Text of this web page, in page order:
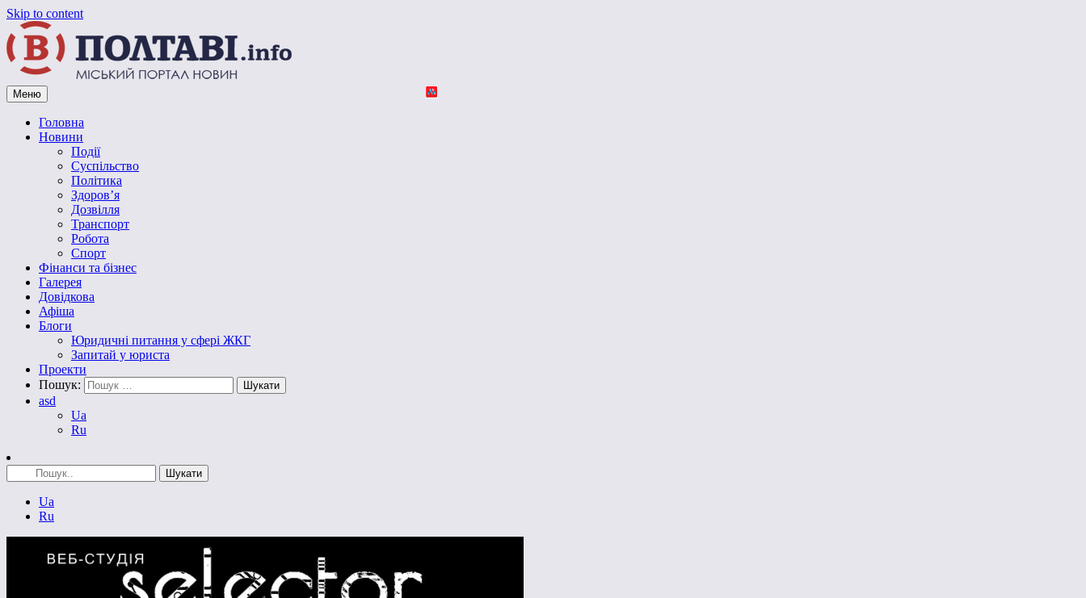
Skip to content
Vpoltave.info
Полтавський портал новин
Меню
Головна
Новини
Події
Суспільство
Політика
Здоров’я
Дозвілля
Транспорт
Робота
Спорт
Фінанси та бізнес
Галерея
Довідкова
Афіша
Блоги
Юридичні питання у сфері ЖКГ
Запитай у юриста
Проекти
Пошук:
asd
Ua
Ru
Ua
Ru